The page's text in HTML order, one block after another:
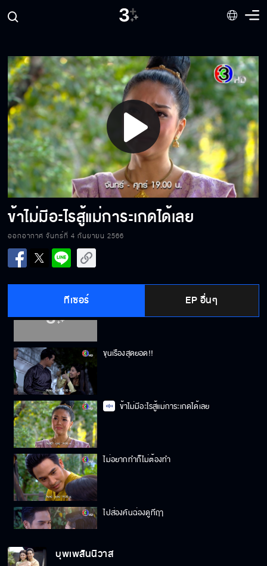
Play
Video
ข้าไม่มีอะไรสู้แม่การะเกดได้เลย
ออกอากาศ จันทร์ที่ 4 กันยายน 2566
ทีเซอร์ EP อื่นๆ
ข้ากับชายที่เจ้ามอบใจให้ ใครจะยิ่งใหญ่กว่ากัน!!
หาทุกวิถีทางทำลายมัน!!
ข้าไม่เห็นด้วยที่จะสร้างป้อม
เรื่องงานหมั้นของเราไม่สำคัญ
ขุนเรืองสุดยอด!!
ข้าไม่มีอะไรสู้แม่การะเกดได้เลย
ไม่อยากทำก็ไม่ต้องทำ
ไปส่องคันฉ่องดูทีฤๅ
บุพเพสันนิวาส